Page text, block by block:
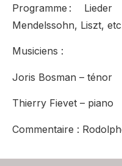
Programme :
Mendelssohn, Liszt,
Musiciens :
Joris Bosman – ténor
Thierry Fievet – piano
Commentaire :